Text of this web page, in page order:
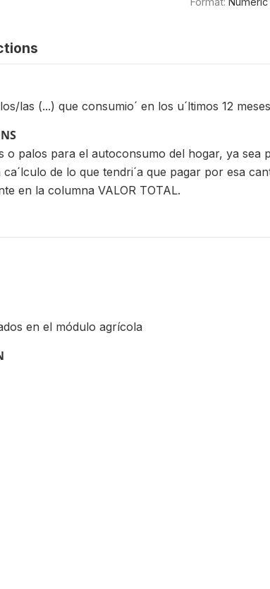
las (...) que consumio´ en los u´ltimos 12
o palos para el autoconsumo del hogar, ya
de lo que tendri´a que pagar por esa
en la columna VALOR TOTAL.
en el módulo agrícola